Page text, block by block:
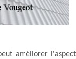
améliorer l'aspect